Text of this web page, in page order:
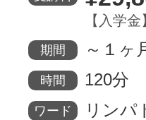
【入学
期間 ～１ヶ
時間 120分
ワード
リンパ